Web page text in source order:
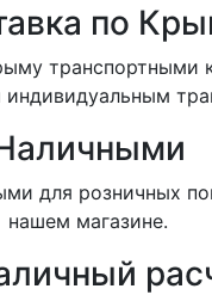
по
транспортными
для розничных
нашем магазине.